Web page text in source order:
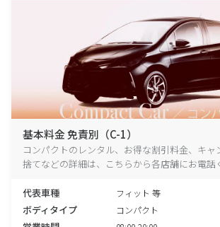
基本料金 免責別（C-1）
コンパクトのレンタル、お得な割引料金、キャ
捨てなどの詳細は、こちらから各店舗にお電話
代表車種 フィット 等
ボディタイプ コンパクト